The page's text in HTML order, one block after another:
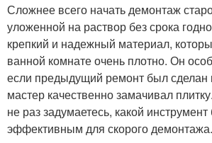
Сложнее всего начать демонтаж
уложенной на раствор без срока
крепкий и надежный материал,
ванной комнате очень плотно. Он
если предыдущий ремонт был сделан
мастер качественно замачивал
не раз задумаетесь, какой
эффективным для скорого демонтажа.